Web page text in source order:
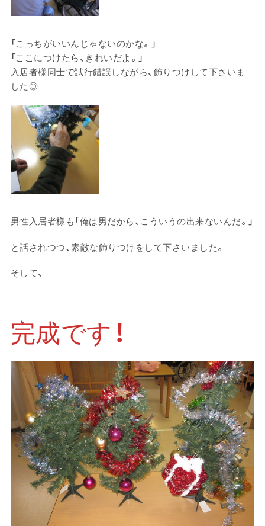
「こっちがいいんじゃないのかな。」
「ここにつけたら、きれいだよ。」
入居者様同士で試行錯誤しながら、飾りつけして下さいま
した◎
男性入居者様も「俺は男だから、こういうの出来ないんだ。」
と話されつつ、素敵な飾りつけをして下さいました。
そして、
完成です！